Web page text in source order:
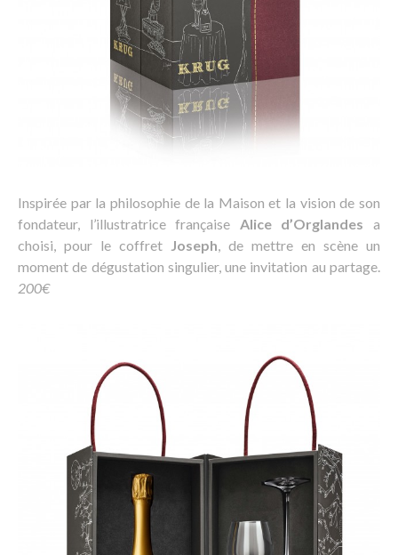
Inspirée par la philosophie de la Maison et la vision de son
fondateur, l’illustratrice française Alice d’Orglandes a
choisi, pour le coffret
Joseph , de mettre en scène un
moment de dégustation singulier, une invitation au partage.
200€